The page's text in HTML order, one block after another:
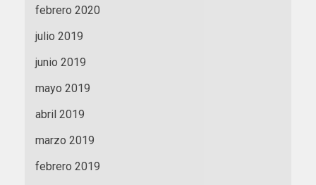
febrero 2020
julio 2019
junio 2019
mayo 2019
abril 2019
marzo 2019
febrero 2019